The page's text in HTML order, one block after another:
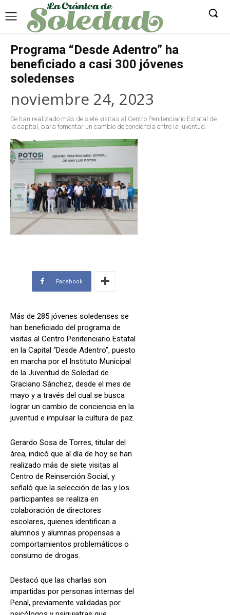
Programa “Desde Adentro” ha
beneficiado a casi 300 jóvenes
soledenses
noviembre 24, 2023
Se han realizado más de siete visitas al Centro Penitenciario Estatal de
la capital, para fomentar un cambio de conciencia entre la juventud.
Facebook
Más de 285 jóvenes soledenses se
han beneficiado del programa de
visitas al Centro Penitenciario Estatal
en la Capital “Desde Adentro”, puesto
en marcha por el Instituto Municipal
de la Juventud de Soledad de
Graciano Sánchez, desde el mes de
mayo y a través del cual se busca
lograr un cambio de conciencia en la
juventud e impulsar la cultura de paz.
Gerardo Sosa de Torres, titular del
área, indicó que al día de hoy se han
realizado más de siete visitas al
Centro de Reinserción Social, y
señaló que la selección de las y los
participantes se realiza en
colaboración de directores
escolares, quienes identifican a
alumnos y alumnas propensas a
comportamientos problemáticos o
consumo de drogas.
Destacó que las charlas son
impartidas por personas internas del
Penal, previamente validadas por